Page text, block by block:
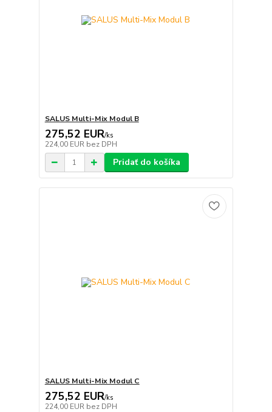
SALUS Multi-Mix Modul B
275,52 EUR/ks
224,00 EUR bez DPH
Pridať do košíka
SALUS Multi-Mix Modul C
275,52 EUR/ks
224,00 EUR bez DPH